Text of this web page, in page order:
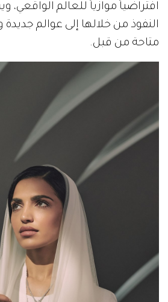
افتراضياً موازياً للعالم الواقعي،
النفوذ من خلالها إلى عوالم
متاحة من قبل.